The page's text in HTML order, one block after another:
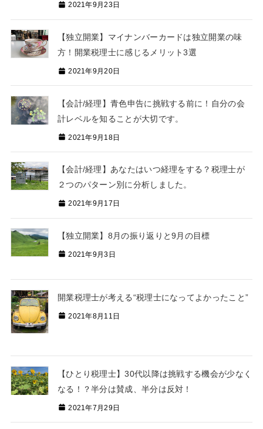
2021年9月23日
【独立開業】マイナンバーカードは独立開業の味
方！開業税理士に感じるメリット3選
2021年9月20日
【会計/経理】青色申告に挑戦する前に！自分の会
計レベルを知ることが大切です。
2021年9月18日
【会計/経理】あなたはいつ経理をする？税理士が
２つのパターン別に分析しました。
2021年9月17日
【独立開業】8月の振り返りと9月の目標
2021年9月3日
開業税理士が考える“税理士になってよかったこと”
2021年8月11日
【ひとり税理士】30代以降は挑戦する機会が少なく
なる！？半分は賛成、半分は反対！
2021年7月29日